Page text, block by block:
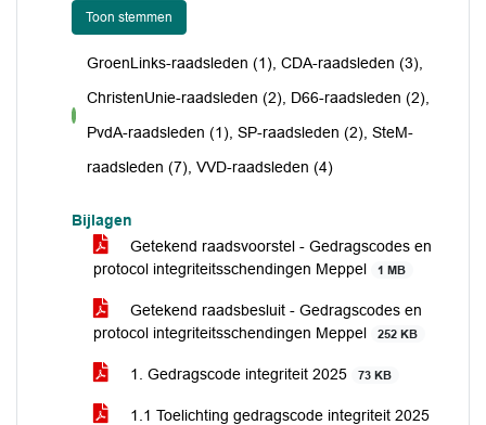
Toon stemmen
voor
GroenLinks-raadsleden (1), CDA-raadsleden (3),
ChristenUnie-raadsleden (2), D66-raadsleden (2),
PvdA-raadsleden (1), SP-raadsleden (2), SteM-
raadsleden (7), VVD-raadsleden (4)
Bijlagen
Getekend raadsvoorstel - Gedragscodes en
protocol integriteitsschendingen Meppel
1 MB
Getekend raadsbesluit - Gedragscodes en
protocol integriteitsschendingen Meppel
252 KB
1. Gedragscode integriteit 2025 73 KB
1.1 Toelichting gedragscode integriteit 2025